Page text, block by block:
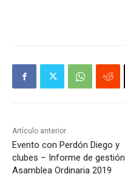
Artículo anterior
Evento con Perdón Diego y
clubes – Informe de gestión
Asamblea Ordinaria 2019